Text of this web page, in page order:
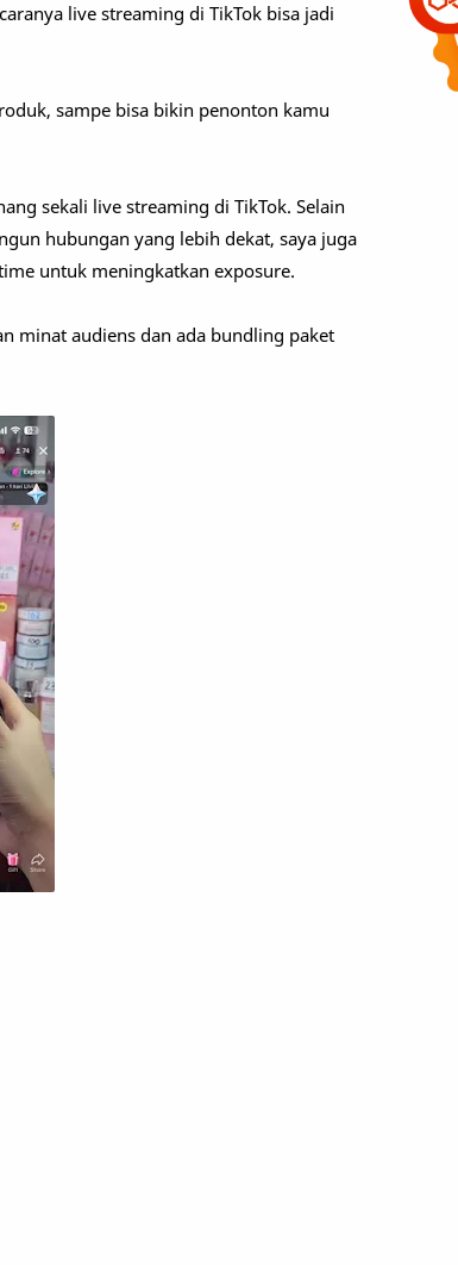
live streaming di TikTok bisa jadi
sampe bisa bikin penonton kamu
sekali live streaming di TikTok. Selain
hubungan yang lebih dekat, saya juga
untuk meningkatkan exposure.
minat audiens dan ada bundling paket